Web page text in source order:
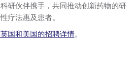
研伙伴携手，共同推动创新药物的研
疗法惠及患者。
国和美国的招聘详情。